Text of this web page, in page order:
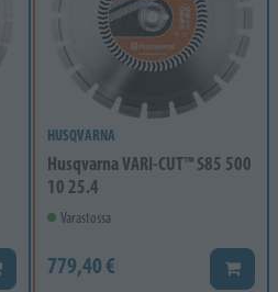
Lisää koriin
HUSQVARNA
Husqvarna VARI-CUT™ S85 500
10 25.4
Varastossa
779,40 € Lisää